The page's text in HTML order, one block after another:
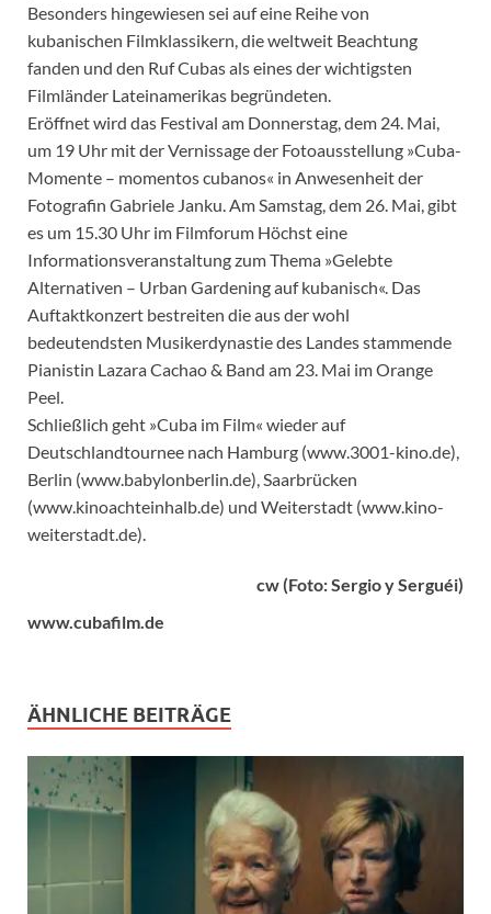
Besonders hingewiesen sei auf eine Reihe von
kubanischen Filmklassikern, die weltweit Beachtung
fanden und den Ruf Cubas als eines der wichtigsten
Filmländer Lateinamerikas begründeten.
Eröffnet wird das Festival am Donnerstag, dem 24. Mai,
um 19 Uhr mit der Vernissage der Fotoausstellung »Cuba-
Momente – momentos cubanos« in Anwesenheit der
Fotografin Gabriele Janku. Am Samstag, dem 26. Mai, gibt
es um 15.30 Uhr im Filmforum Höchst eine
Informationsveranstaltung zum Thema »Gelebte
Alternativen – Urban Gardening auf kubanisch«. Das
Auftaktkonzert bestreiten die aus der wohl
bedeutendsten Musikerdynastie des Landes stammende
Pianistin Lazara Cachao & Band am 23. Mai im Orange
Peel.
Schließlich geht »Cuba im Film« wieder auf
Deutschlandtournee nach Hamburg (www.3001-kino.de),
Berlin (www.babylonberlin.de), Saarbrücken
(www.kinoachteinhalb.de) und Weiterstadt (www.kino-
weiterstadt.de).
cw (Foto: Sergio y Serguéi)
www.cubafilm.de
ÄHNLICHE BEITRÄGE